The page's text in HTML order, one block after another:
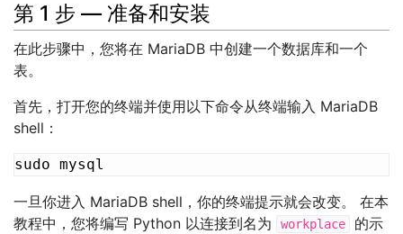
第 1 步 — 准备和安装
在此步骤中，您将在 MariaDB 中创建一个数据库和一个
表。
首先，打开您的终端并使用以下命令从终端输入 MariaDB
shell：
一旦你进入 MariaDB shell，你的终端提示就会改变。 在本
教程中，您将编写 Python 以连接到名为
workplace
的示